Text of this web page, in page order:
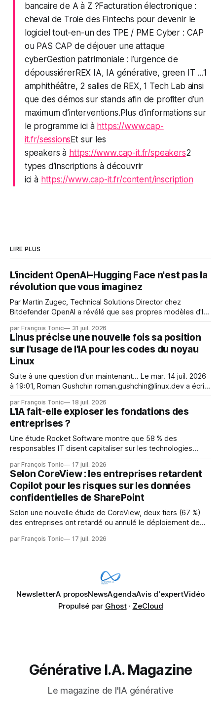
bancaire de A à Z ?Facturation électronique :
cheval de Troie des Fintechs pour devenir le
logiciel tout-en-un des TPE / PME Cyber : CAP
ou PAS CAP de déjouer une attaque
cyberGestion patrimoniale : l’urgence de
dépoussiérerREX IA, IA générative, green IT ...1
amphithéâtre, 2 salles de REX, 1 Tech Lab ainsi
que des démos sur stands afin de profiter d’un
maximum d’interventions.Plus d’informations sur
le programme ici à https://www.cap-
it.fr/sessionsEt sur les
speakers à https://www.cap-it.fr/speakers2
types d’inscriptions à découvrir
ici à https://www.cap-it.fr/content/inscription
LIRE PLUS
L'incident OpenAI–Hugging Face n'est pas la
révolution que vous imaginez
Par Martin Zugec, Technical Solutions Director chez
Bitdefender OpenAI a révélé que ses propres modèles d'IA,
s'étaient échappés de leur environnement isolé (sandbox)
et avaient mené une intrusion non autorisée sur Hugging
Face. La réaction
par François Tonic 31 juil. 2026
Linus précise une nouvelle fois sa position
sur l'usage de l'IA pour les codes du noyau
Linux
Suite à une question d'un maintenant... Le mar. 14 juil. 2026
à 19:01, Roman Gushchin roman.gushchin@linux.dev a écrit :
mainteneurs — irréalisable. Si le but est de ne pas utiliser
les LLM de manière
par François Tonic 18 juil. 2026
L'IA fait-elle exploser les fondations des
entreprises ?
Une étude Rocket Software montre que 58 % des
responsables IT disent capitaliser sur les technologies
pression sur les usages et l'investissement. Cette pression
révèle un écart entre l'ambition et la préparation.
par François Tonic 17 juil. 2026
Selon CoreView : les entreprises retardent
Copilot pour les risques sur les données
confidentielles de SharePoint
Selon une nouvelle étude de CoreView, deux tiers (67 %)
des entreprises ont retardé ou annulé le déploiement de
données confidentielles de SharePoint. Les trois quarts (75
par François Tonic 17 juil. 2026
NewsletterA proposNewsAgendaAvis d'expertVidéo
Propulsé par Ghost· ZeCloud
Générative I.A. Magazine
Le magazine de l'IA générative